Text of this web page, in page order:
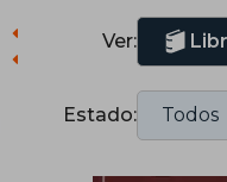
Ver:
Estado: Todos